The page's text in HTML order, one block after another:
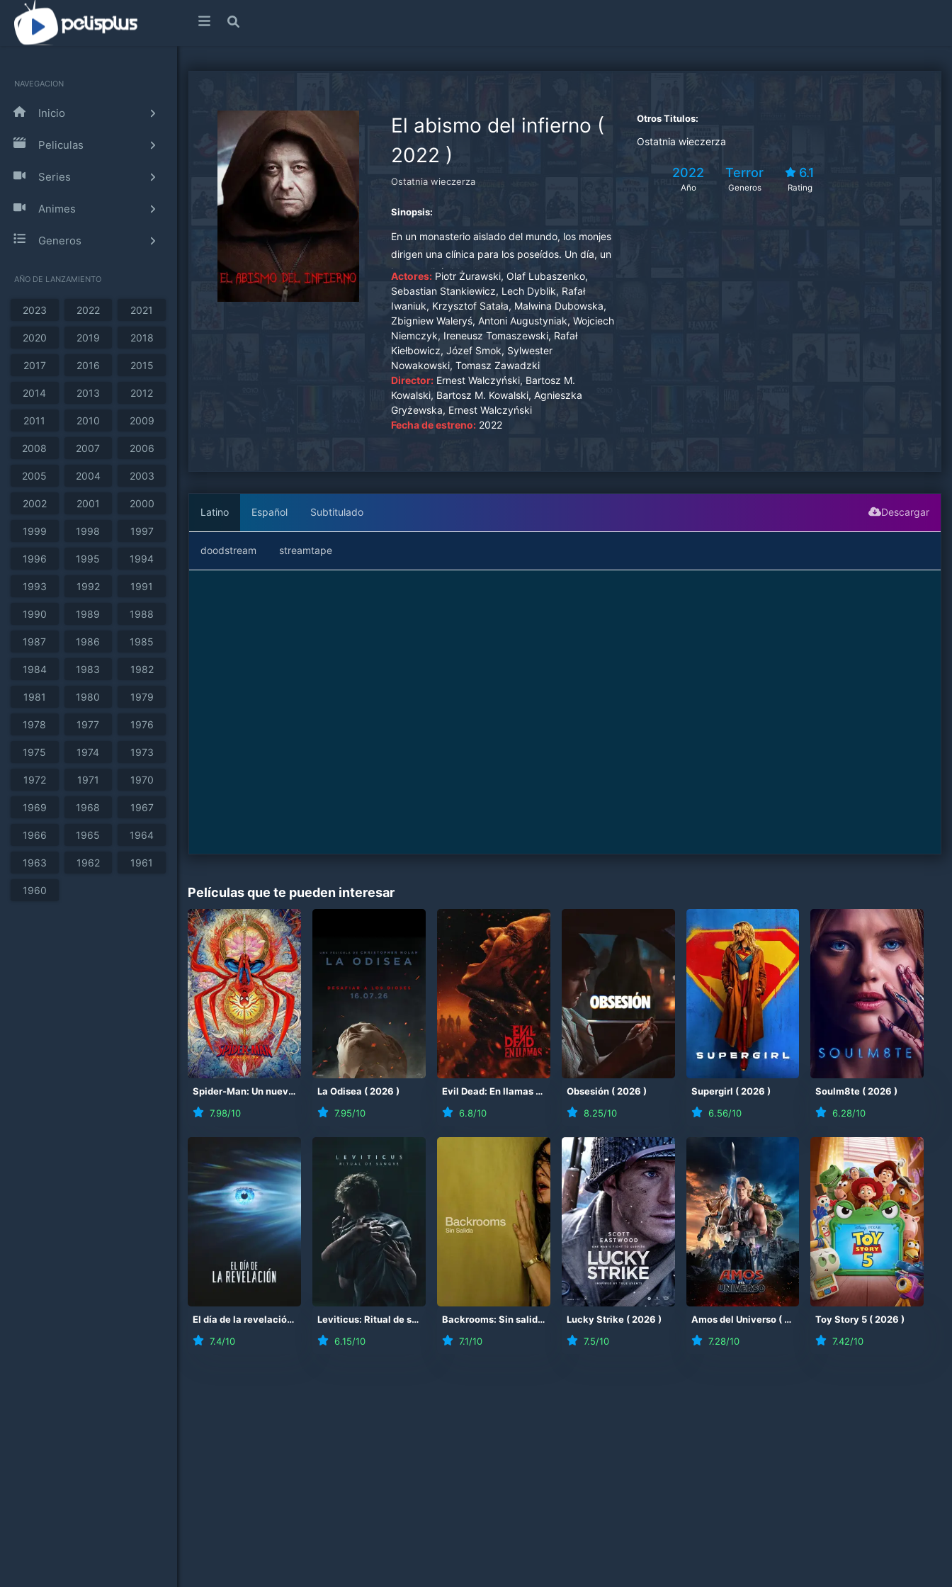
NAVEGACION
Inicio
Peliculas
Series
Animes
Generos
AÑO DE LANZAMIENTO
2023 2022 2021
2020 2019 2018
2017 2016 2015
2014 2013 2012
2011 2010 2009
2008 2007 2006
2005 2004 2003
2002 2001 2000
1999 1998 1997
1996 1995 1994
1993 1992 1991
1990 1989 1988
1987 1986 1985
1984 1983 1982
1981 1980 1979
1978 1977 1976
1975 1974 1973
1972 1971 1970
1969 1968 1967
1966 1965 1964
1963 1962 1961
1960
El abismo del infierno (
2022 )
Ostatnia wieczerza
Sinopsis:
En un monasterio aislado del mundo, los monjes
dirigen una clínica para los poseídos. Un día, un
joven policía Marek llega al convento.
Haciéndose pasar por un clérigo, penetra en la
vida monástica y trata de explicar la reciente y
misteriosa desaparición de varios reclusos
atormentados. Resulta, sin embargo, que no hay
forma de salir del monasterio.
Actores: Piotr Żurawski, Olaf Lubaszenko,
Sebastian Stankiewicz, Lech Dyblik, Rafał
Iwaniuk, Krzysztof Satała, Malwina Dubowska,
Zbigniew Waleryś, Antoni Augustyniak, Wojciech
Niemczyk, Ireneusz Tomaszewski, Rafał
Kiełbowicz, Józef Smok, Sylwester
Nowakowski, Tomasz Zawadzki
Director: Ernest Walczyński, Bartosz M.
Kowalski, Bartosz M. Kowalski, Agnieszka
Gryżewska, Ernest Walczyński
Fecha de estreno: 2022
Otros Titulos:
Ostatnia wieczerza
2022
Año
Terror
Generos
6.1
Rating
Latino Español Subtitulado Descargar
doodstream streamtape
Películas que te pueden interesar
Spider-Man: Un nuevo día (2026)
7.98/10
La Odisea (2026 )
7.95/10
Evil Dead: En llamas (2026
)
6.8/10
Obsesión (2026 )
8.25/10
Supergirl (2026 )
6.56/10
Soulm8te (2026 )
6.28/10
El día de la revelación 2026)
7.4/10
Leviticus: Ritual de sangre (2026)
6.15/10
Backrooms: Sin salida 2026)
7.1/10
Lucky Strike (2026 )
7.5/10
Amos del Universo ( 2026
7.28/10
Toy Story 5 (2026 )
7.42/10